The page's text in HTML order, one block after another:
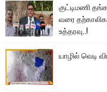
குட்டிமணி
வரை
உத்தரவு..!
யாழில் வெடி